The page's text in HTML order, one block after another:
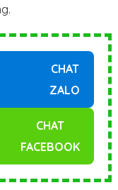
CHAT
ZALO
CHAT
FACEBOOK